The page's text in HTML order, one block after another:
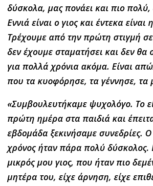
δύσκολα, μας πονάει και πιο
Εννιά είναι ο γιος και έντεκα είναι
Τρέχουμε από την πρώτη στιγμή
δεν έχουμε σταματήσει και δεν θα
για πολλά χρόνια ακόμα. Είναι
που τα κυοφόρησε, τα γέννησε, τα
«Συμβουλευτήκαμε ψυχολόγο. Το
πρώτη ημέρα στα παιδιά και
εβδομάδα ξεκινήσαμε συνεδρίες.
χρόνος ήταν πάρα πολύ δύσκολος.
μικρός μου γιος, που ήταν πιο
μητέρα του, είχε άρνηση, είχε